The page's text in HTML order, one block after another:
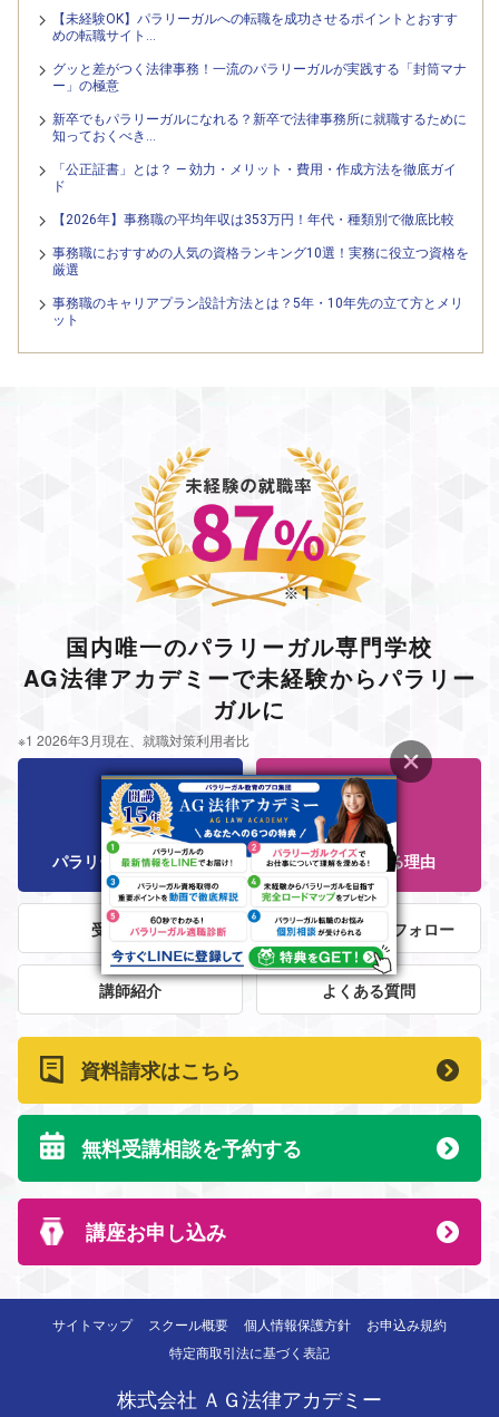
【未経験OK】パラリーガルへの転職を成功させるポイントとおすす
めの転職サイト…
グッと差がつく法律事務！一流のパラリーガルが実践する「封筒マナ
ー」の極意
新卒でもパラリーガルになれる？新卒で法律事務所に就職するために
知っておくべき…
「公正証書」とは？ — 効力・メリット・費用・作成方法を徹底ガイ
ド
【2026年】事務職の平均年収は353万円！年代・種類別で徹底比較
事務職におすすめの人気の資格ランキング10選！実務に役立つ資格を
厳選
事務職のキャリアプラン設計方法とは？5年・10年先の立て方とメリ
ット
※1 2026年3月現在、就職対策利用者比
国内唯一のパラリーガル専門学校
AG法律アカデミーで未経験からパラリー
ガルに
パラリーガル資格とは AGが選ばれる理由
受講者の声 法律事務所就職フォロー
講師紹介 よくある質問
資料請求はこちら
無料受講相談を予約する
講座お申し込み
サイトマップ スクール概要 個人情報保護方針
お申込み規約
特定商取引法に基づく表記
株式会社 ＡＧ法律アカデミー